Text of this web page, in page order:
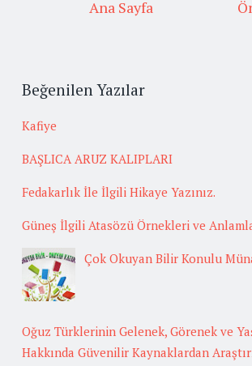
Ana Sayfa
Beğenilen Yazılar
Kafiye
BAŞLICA ARUZ KALIPLARI
Fedakarlık İle İlgili Hikaye Yazınız.
Güneş İlgili Atasözü Örnekleri ve
Çok Okuyan Bilir Konulu
Oğuz Türklerinin Gelenek, Görenek ve
Hakkında Güvenilir Kaynaklardan